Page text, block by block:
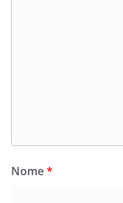
Nome*